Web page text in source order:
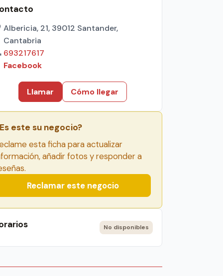
Albericia, 21, 39012 Santander,
Cantabria
693217617
Facebook
Llamar Cómo llegar
este su negocio?
esta ficha para actualizar
añadir fotos y responder a
Reclamar este negocio
No disponibles